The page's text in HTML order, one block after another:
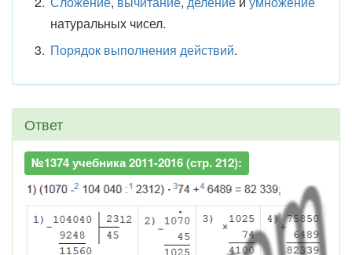
натуральных чисел.
Порядок выполнения действий.
Ответ
№1374 учебника 2011-2016 (стр. 212):